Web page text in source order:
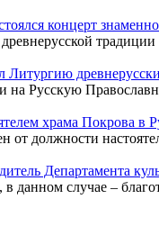
концерт
на Русскую
храма Покрова в
должности
Департамента
в данном случае –